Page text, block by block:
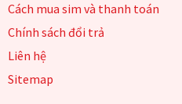
Cách mua sim và thanh toán
Chính sách đổi trả
Liên hệ
Sitemap